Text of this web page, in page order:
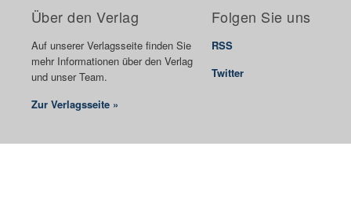
Über den Verlag
Auf unserer Verlagsseite finden Sie
mehr Informationen über den Verlag
und unser Team.
Zur Verlagsseite »
Folgen Sie uns
RSS
Twitter